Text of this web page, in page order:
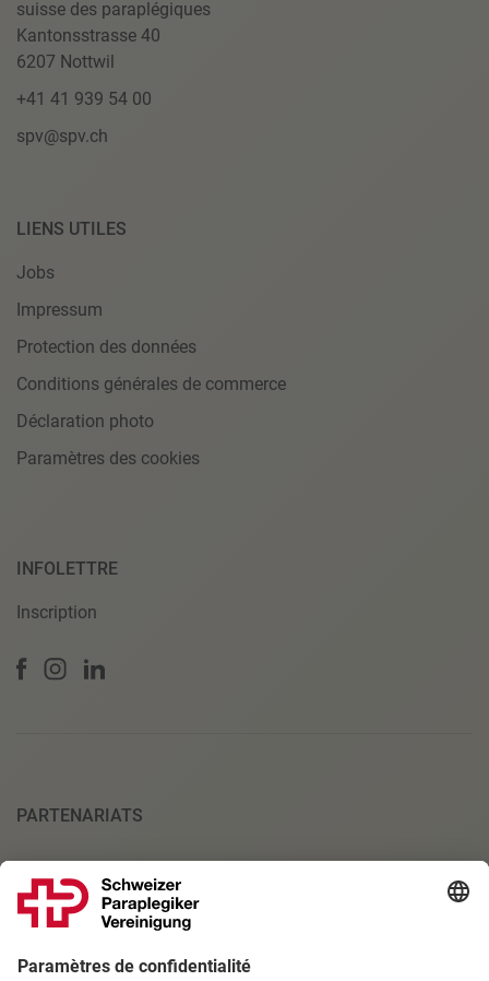
suisse des paraplégiques
Kantonsstrasse 40
6207 Nottwil
+41 41 939 54 00
spv@spv.ch
LIENS UTILES
Jobs
Impressum
Protection des données
Conditions générales de commerce
Déclaration photo
Paramètres des cookies
INFOLETTRE
Inscription
PARTENARIATS